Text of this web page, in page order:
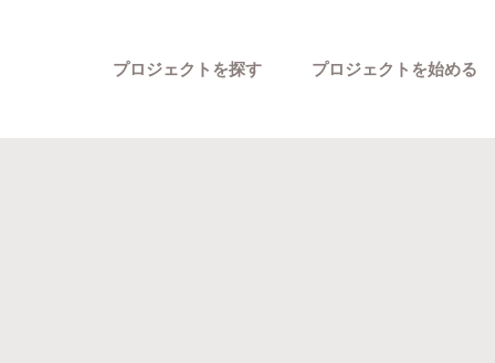
プロジェクトを探す プロジェクトを始める